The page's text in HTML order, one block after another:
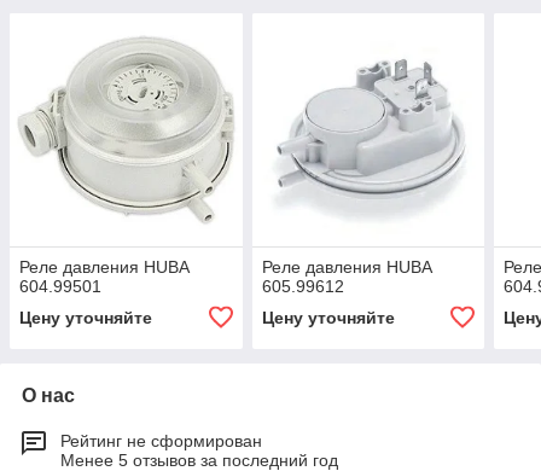
Реле давления HUBA
604.99501
Цену уточняйте
Реле давления HUBA
605.99612
Цену уточняйте
О нас
Рейтинг не сформирован
Менее 5 отзывов за последний год